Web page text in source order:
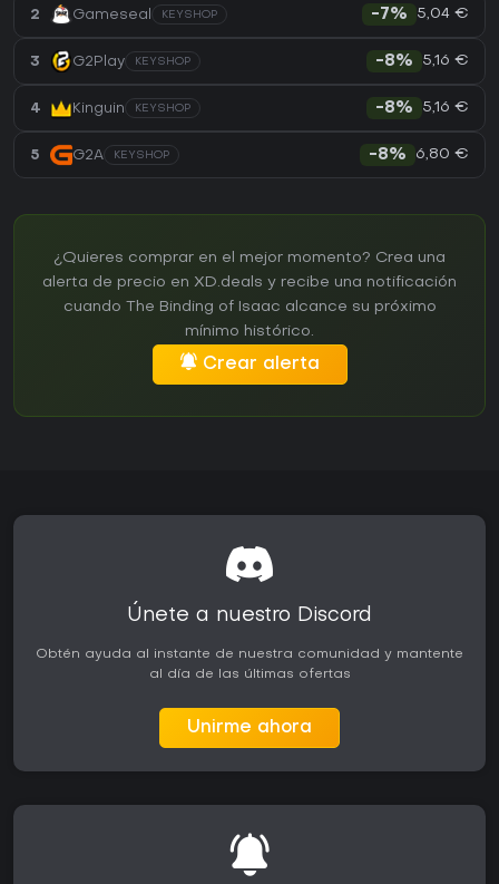
2 Gameseal KEYSHOP -7% 5,04 €
3 G2Play KEYSHOP -8% 5,16 €
4 Kinguin KEYSHOP -8% 5,16 €
5 G2A KEYSHOP -8% 6,80 €
¿Quieres comprar en el mejor momento? Crea una
alerta de precio en XD.deals y recibe una notificación
cuando The Binding of Isaac alcance su próximo
mínimo histórico.
Crear alerta
Únete a nuestro Discord
Obtén ayuda al instante de nuestra comunidad y mantente
al día de las últimas ofertas
Unirme ahora